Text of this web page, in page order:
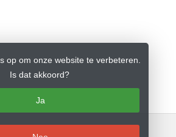
op om onze website te verbeteren.
Is dat akkoord?
Ja